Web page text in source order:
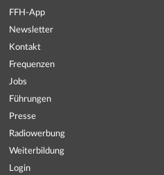
FFH-App
Newsletter
Kontakt
Frequenzen
Jobs
Führungen
Presse
Radiowerbung
Weiterbildung
Login